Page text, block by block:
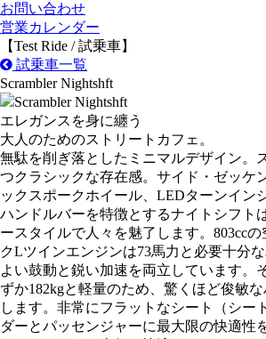
お問い合わせ
営業カレンダー
【Test Ride / 試乗車】
試乗車一覧
Scrambler Nightshft
エレガンスを身に纏う
大人のためのストリートカフェ。
無駄を削ぎ落としたミニマルデザイン。
つクラシックな存在感。サイド・ゼッケ
ックスポークホイール、LEDターンイン
ハンドルバーを特徴とするナイトシフト
ースタイルで人々を魅了します。803cc
クLツインエンジンは73馬力と必要十分
よい鼓動と鋭い加速を両立しています。
ずか182kgと軽量のため、驚くほど俊敏
します。非常にフラットなシート（シー
ダーとパッセンジャーに最大限の快適性